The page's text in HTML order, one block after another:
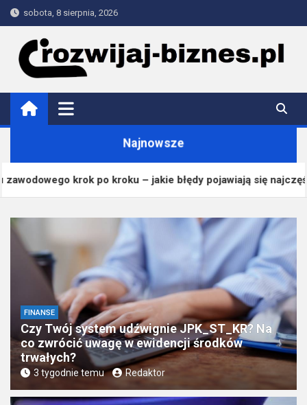
Skip
to
content
sobota, 8 sierpnia, 2026
rozwijaj-biznes.pl
Najnowsze
jakie błędy pojawiają się najczęściej? Zmiany
FINANSE
Czy Twój system udźwignie JPK_ST_KR? Na
co zwrócić uwagę w ewidencji środków
trwałych?
3 tygodnie temu Redaktor